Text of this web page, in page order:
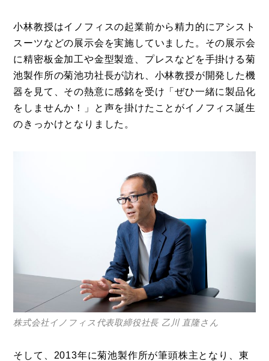
小林教授はイノフィスの起業前から精力的にアシスト
スーツなどの展示会を実施していました。その展示会
に精密板金加工や金型製造、プレスなどを手掛ける菊
池製作所の菊池功社長が訪れ、小林教授が開発した機
器を見て、その熱意に感銘を受け「ぜひ一緒に製品化
をしませんか！」と声を掛けたことがイノフィス誕生
のきっかけとなりました。
株式会社イノフィス代表取締役社長 乙川 直隆さん
そして、2013年に菊池製作所が筆頭株主となり、東